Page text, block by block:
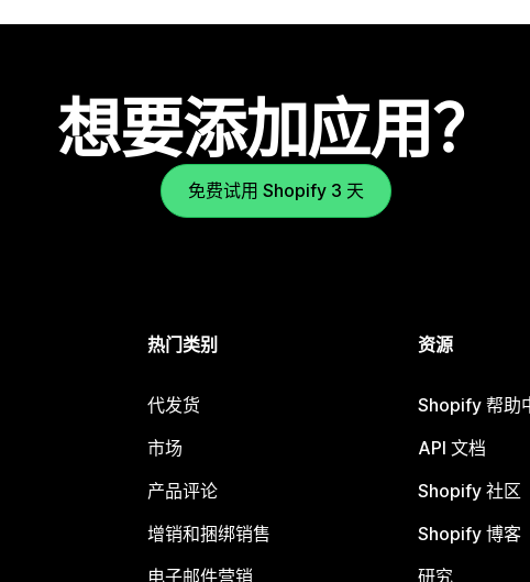
想要添加应用？
免费试用 Shopify 3 天
热门类别
代发货
市场
产品评论
增销和捆绑销售
电子邮件营销
资源
Shopify 帮助
API 文档
Shopify 社区
Shopify 博客
研究